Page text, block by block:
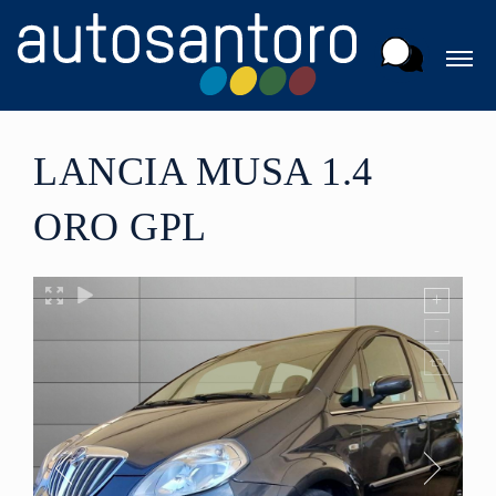
LANCIA MUSA 1.4
ORO GPL